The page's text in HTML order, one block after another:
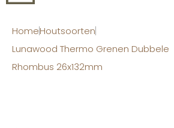
HomeHoutsoorten
Lunawood Thermo Grenen Dubbele
Rhombus 26x132mm